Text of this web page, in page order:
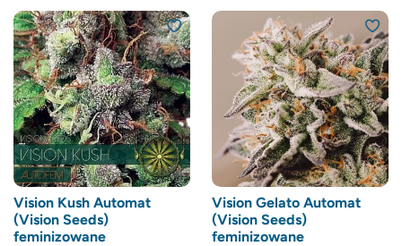
Vision Kush Automat
(Vision Seeds)
feminizowane
Vision Gelato Automat
(Vision Seeds)
feminizowane